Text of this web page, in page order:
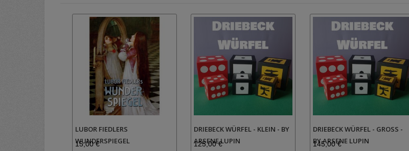
LUBOR FIEDLERS
WUNDERSPIEGEL
15,00 €
DRIEBECK WÜRFEL - KLEIN - BY
ARSENE LUPIN
125,00 €
DRIEBECK WÜRFEL - GROSS - B
Y ARSENE LUPIN
145,00 €